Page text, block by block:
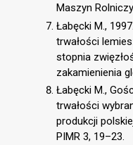
Maszyn
Łabęcki M.,
trwałości
stopnia
zakamienienia
Łabęcki M.,
trwałości
produkcji
PIMR 3, 19–23.